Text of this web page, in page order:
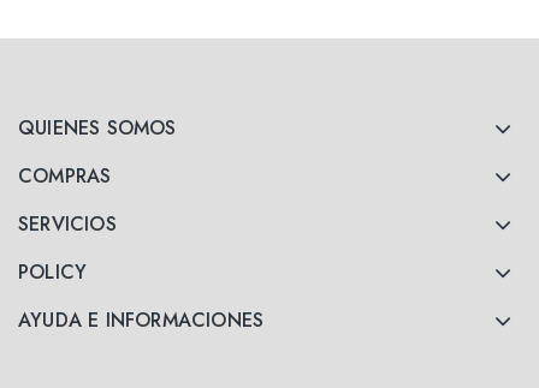
QUIENES SOMOS
COMPRAS
SERVICIOS
POLICY
AYUDA E INFORMACIONES